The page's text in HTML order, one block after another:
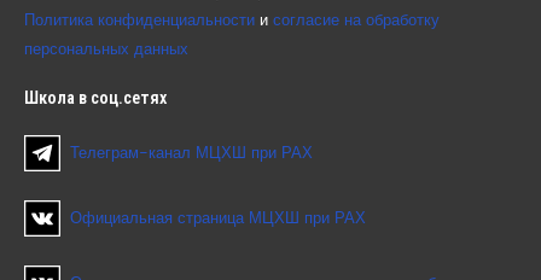
Политика конфиденциальности и согласие на обработку
персональных данных
Школа в соц.сетях
Телеграм-канал МЦХШ при РАХ
Официальная страница МЦХШ при РАХ